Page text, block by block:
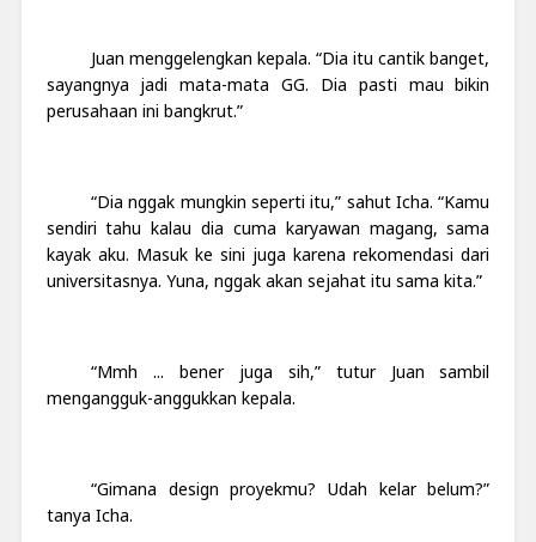
Juan menggelengkan kepala. “Dia itu cantik banget,
sayangnya jadi mata-mata GG. Dia pasti mau bikin
perusahaan ini bangkrut.”
“Dia nggak mungkin seperti itu,” sahut Icha. “Kamu
sendiri tahu kalau dia cuma karyawan magang, sama
kayak aku. Masuk ke sini juga karena rekomendasi dari
universitasnya. Yuna, nggak akan sejahat itu sama kita.”
“Mmh ... bener juga sih,” tutur Juan sambil
mengangguk-anggukkan kepala.
“Gimana design proyekmu? Udah kelar belum?”
tanya Icha.